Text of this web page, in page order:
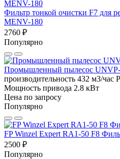
Фильтр тонкой очистки F7 для
MENV-180
2760 ₽
Популярно
Промышленный пылесос
производительность 432 м3/час
Мощность привода 2.8 кВт
Цена по запросу
Популярно
FP Winzel Expert RA1-50 F8
2500 ₽
Популярно